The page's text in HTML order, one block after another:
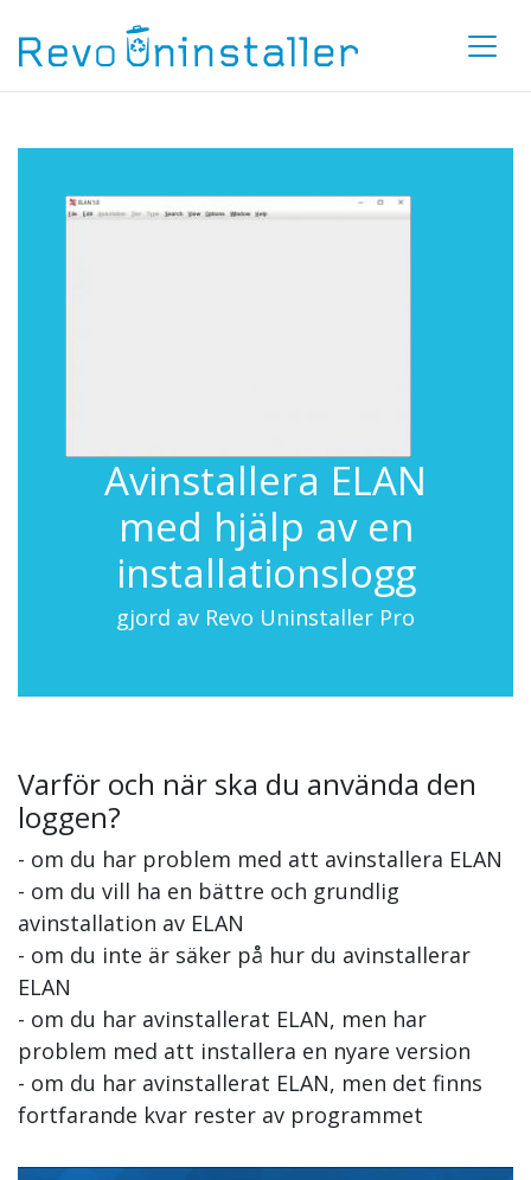
Avinstallera ELAN
med hjälp av en
installationslogg
gjord av Revo Uninstaller Pro
Varför och när ska du använda den
loggen?
- om du har problem med att avinstallera ELAN
- om du vill ha en bättre och grundlig
avinstallation av ELAN
- om du inte är säker på hur du avinstallerar
ELAN
- om du har avinstallerat ELAN, men har
problem med att installera en nyare version
- om du har avinstallerat ELAN, men det finns
fortfarande kvar rester av programmet